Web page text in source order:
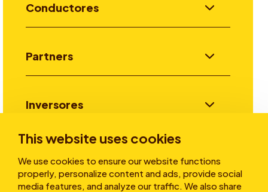
This website uses cookies
We use cookies to ensure our website functions
properly, personalize content and ads, provide social
media features, and analyze our traffic. We also share
Conductores
Partners
Inversores